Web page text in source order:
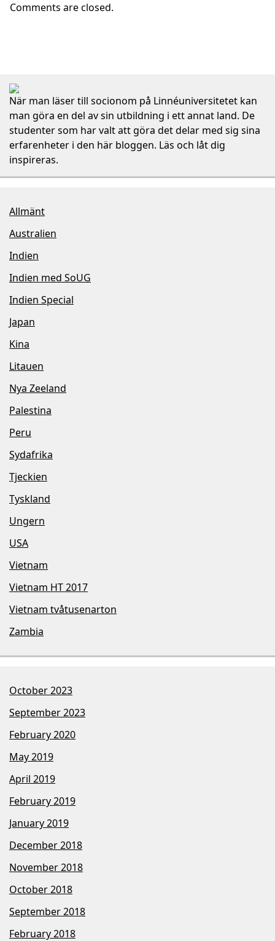
Comments are closed.
När man läser till socionom på Linnéuniversitetet kan
man göra en del av sin utbildning i ett annat land. De
studenter som har valt att göra det delar med sig sina
erfarenheter i den här bloggen. Läs och låt dig
inspireras.
Allmänt
Australien
Indien
Indien med SoUG
Indien Special
Japan
Kina
Litauen
Nya Zeeland
Palestina
Peru
Sydafrika
Tjeckien
Tyskland
Ungern
USA
Vietnam
Vietnam HT 2017
Vietnam tvåtusenarton
Zambia
October 2023
September 2023
February 2020
May 2019
April 2019
February 2019
January 2019
December 2018
November 2018
October 2018
September 2018
February 2018